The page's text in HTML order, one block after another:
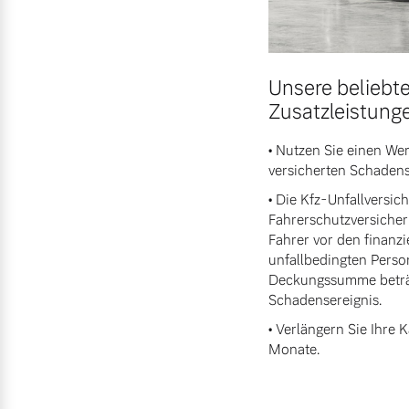
Unsere
• Nutzen Sie einen
versicherten
• Die Kfz-
Fahrer vor den
unfallbedingten
Deckungssumme
Schadensereignis.
• Verlängern Sie Ihre
Monate.